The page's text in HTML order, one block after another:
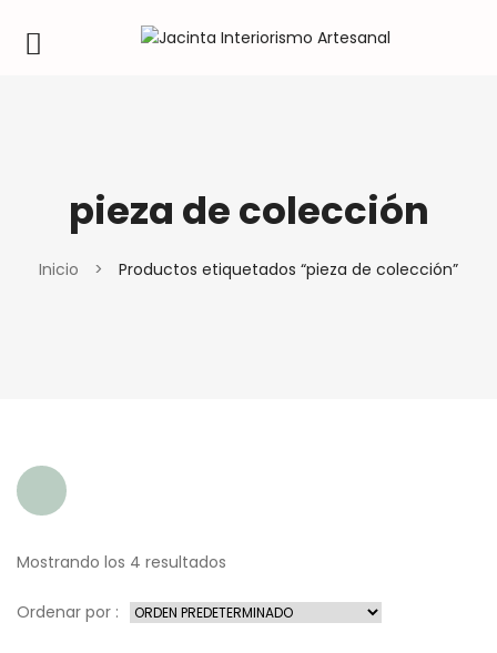
pieza de colección
Inicio > Productos etiquetados “pieza de colección”
Mostrando los 4 resultados
Ordenar por :